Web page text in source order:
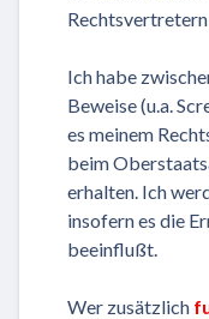
Rechtsvertretern
Ich habe
Beweise (u.a.
es meinem
beim
erhalten. Ich
insofern es die
beeinflußt.
Wer zusätzlich